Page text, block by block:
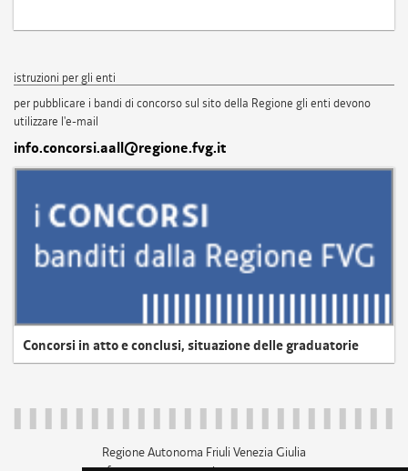
istruzioni per gli enti
per pubblicare i bandi di concorso sul sito della Regione gli enti devono
utilizzare l'e-mail
info.concorsi.aall@regione.fvg.it
Concorsi in atto e conclusi, situazione delle graduatorie
Regione Autonoma Friuli Venezia Giulia